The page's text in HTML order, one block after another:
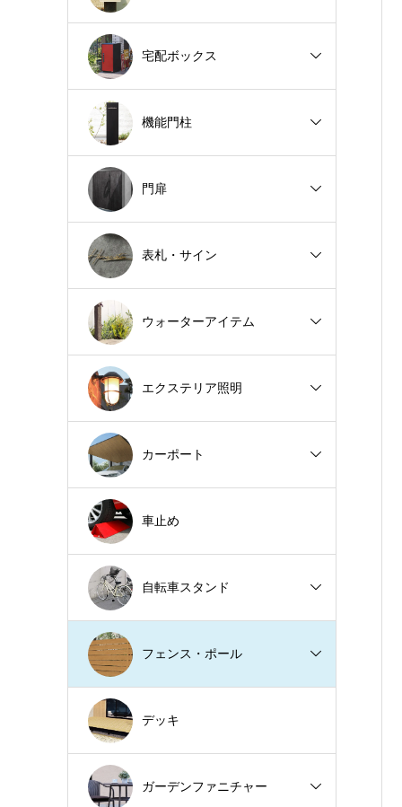
宅配ボックス
機能門柱
門扉
表札・サイン
ウォーターアイテム
エクステリア照明
カーポート
車止め
自転車スタンド
フェンス・ポール
デッキ
ガーデンファニチャー